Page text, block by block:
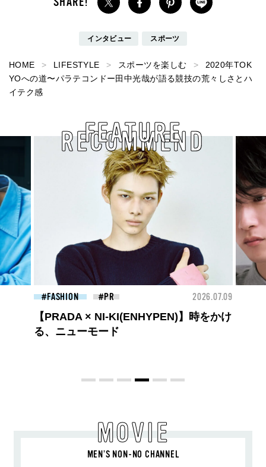
インタビュー スポーツ
HOME LIFESTYLE スポーツを楽しむ
2020年TOK
YOへの道〜パラテコンドー田中光哉が語る競技の荒々しさとハ
イテク感
RECOMMEND
FEATURE
FASHION 2026.07.09
高橋璃央と、ジュエッテの出会い。夏の
定番、ピンクゴールドが印象的
MOVIE
MEN’S NON-NO CHANNEL